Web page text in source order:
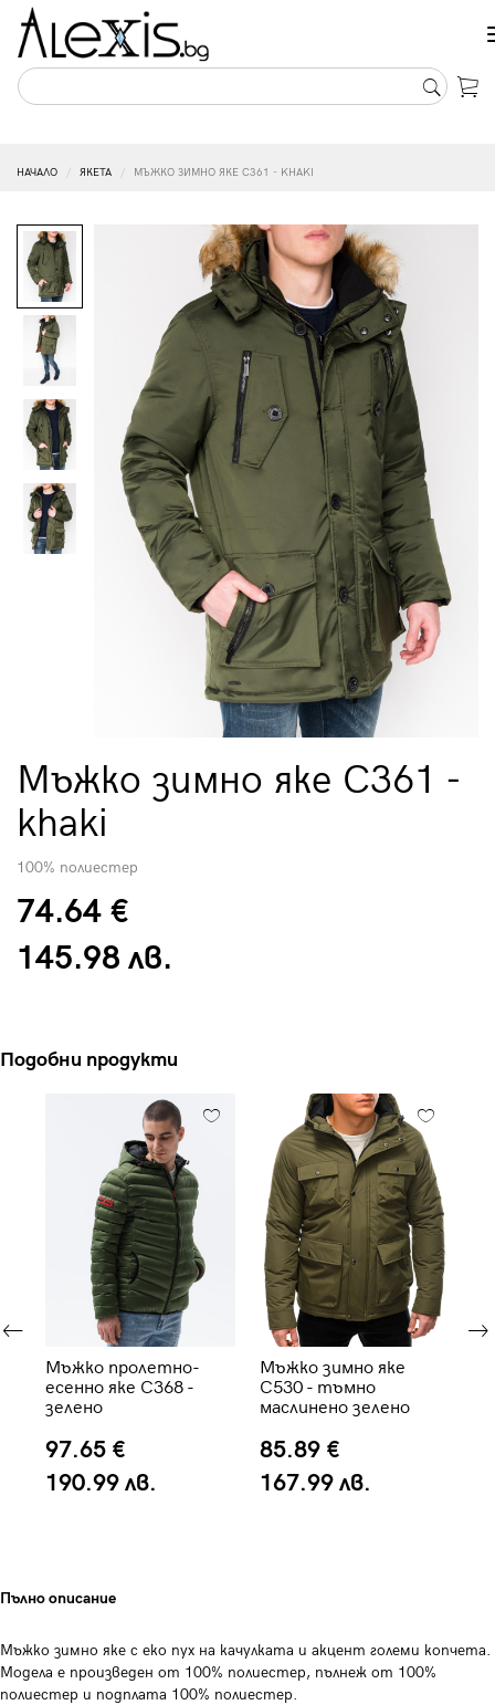
НАЧАЛО ЯКЕТА МЪЖКО ЗИМНО ЯКЕ C361 - KHAKI
Мъжко зимно яке C361 -
khaki
100% полиестер
74.64 €
145.98 лв.
Подобни продукти
Мъжко пролетно-
есенно яке C368 -
зелено
97.65 €
190.99 лв.
Мъжко зимно яке
C530 - тъмно
маслинено зелено
85.89 €
167.99 лв.
Пълно описание
Мъжко зимно яке с еко пух на качулката и акцент големи копчета.
Модела е произведен от 100% полиестер, пълнеж от 100%
полиестер и подплата 100% полиестер.